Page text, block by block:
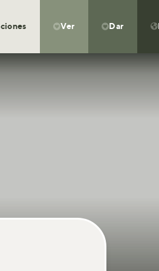
Ver  Dar 